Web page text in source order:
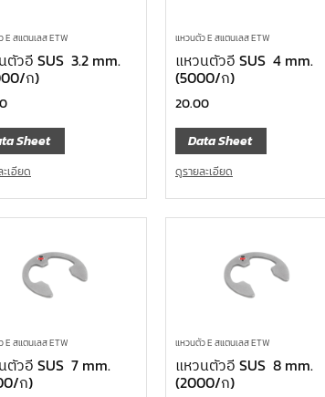
E สแตนเลส ETW
ตัวอี SUS 3.2 mm.
ก)
Sheet
เอียด
แหวนตัว E สแตนเลส ETW
แหวนตัวอี SUS 4 mm.
(5000/ก)
20.00
Data Sheet
ดูรายละเอียด
E สแตนเลส ETW
ตัวอี SUS 7 mm.
ก)
แหวนตัว E สแตนเลส ETW
แหวนตัวอี SUS 8 mm.
(2000/ก)